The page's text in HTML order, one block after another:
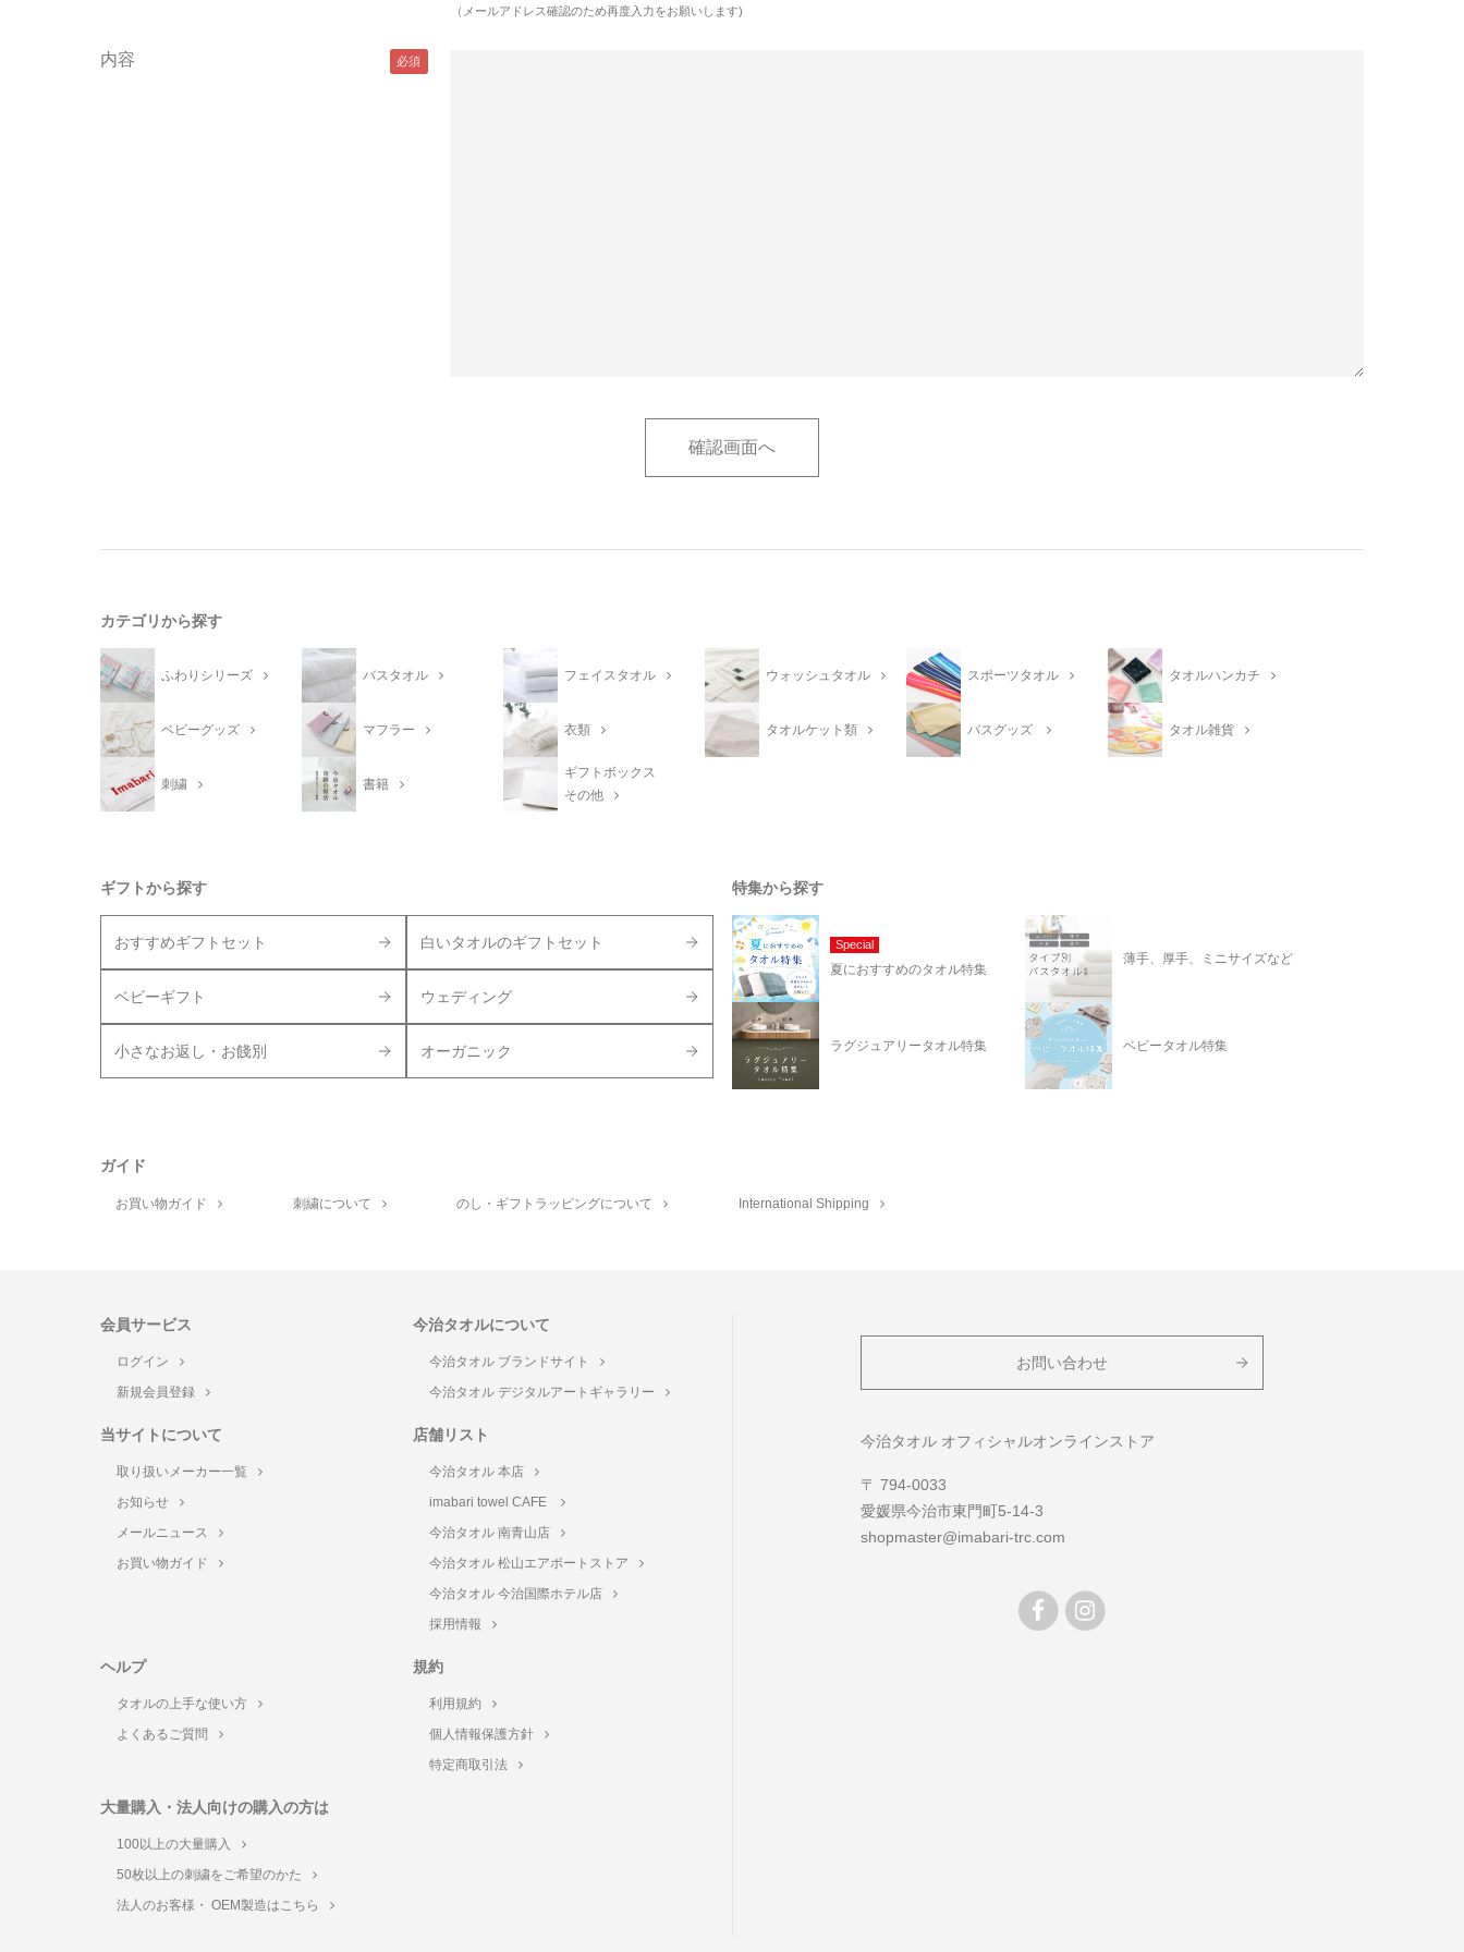
（メールアドレス確認のため再度入力をお願いします)
内容
カテゴリから探す
ふわりシリーズ バスタオル フェイスタオル ウォッシュタオル スポーツタオル タオルハンカチ
ベビーグッズ マフラー 衣類 タオルケット類 バスグッズ タオル雑貨
刺繍 書籍
ギフトボックス
その他
ギフトから探す
おすすめギフトセット 白いタオルのギフトセット
ベビーギフト ウェディング
小さなお返し・お餞別 オーガニック
特集から探す
Special
夏におすすめのタオル特集
薄手、厚手、ミニサイズなど
ラグジュアリータオル特集 ベビータオル特集
ガイド
お買い物ガイド 刺繍について のし・ギフトラッピングについて International Shipping
会員サービス
ログイン
新規会員登録
今治タオルについて
今治タオル ブランドサイト
今治タオル デジタルアートギャラリー
当サイトについて
取り扱いメーカー一覧
お知らせ
メールニュース
お買い物ガイド
店舗リスト
今治タオル 本店
imabari towel CAFE
今治タオル 南青山店
今治タオル 松山エアポートストア
今治タオル 今治国際ホテル店
採用情報
ヘルプ
タオルの上手な使い方
よくあるご質問
規約
利用規約
個人情報保護方針
特定商取引法
大量購入・法人向けの購入の方は
100以上の大量購入
50枚以上の刺繍をご希望のかた
法人のお客様・ OEM製造はこちら
お問い合わせ
今治タオル オフィシャルオンラインストア
〒 794-0033
愛媛県今治市東門町5-14-3
shopmaster@imabari-trc.com